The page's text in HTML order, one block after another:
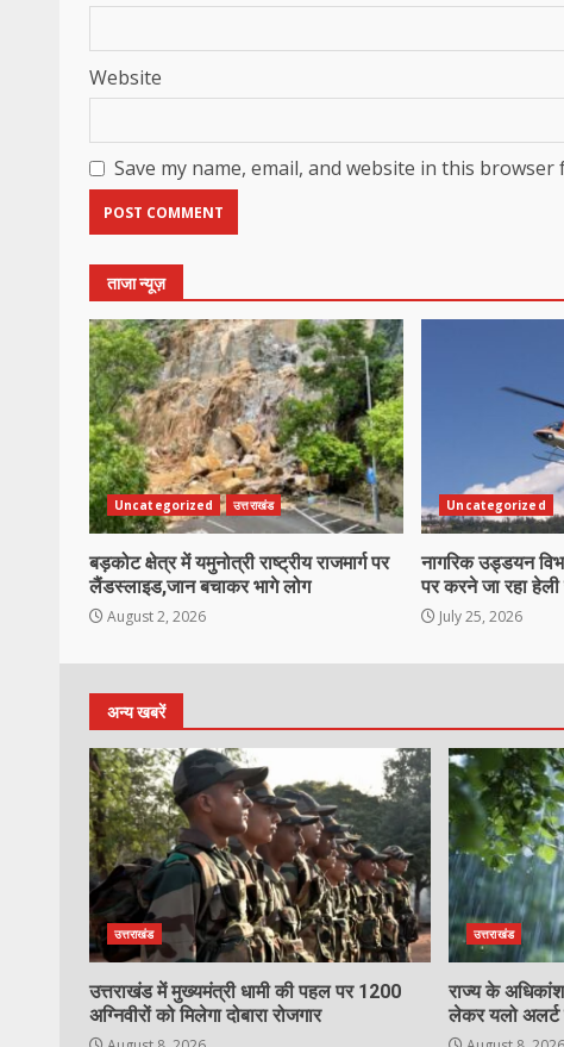
Website
Save my name, email, and website in this
ताजा न्यूज़
Uncategorized उत्तराखंड
बड़कोट क्षेत्र में यमुनोत्री राष्ट्रीय राजमार्ग पर
लैंडस्लाइड,जान बचाकर भागे लोग
August 2, 2026
Uncategorized
नागरिक उड्डयन
पर करने जा रहा
July 25, 2026
अन्य खबरें
उत्तराखंड
उत्तराखंड में मुख्यमंत्री धामी की पहल पर 1200
अग्निवीरों को मिलेगा दोबारा रोजगार
उत्तराखंड
राज्य के अधिकांश
लेकर यलो अलर्ट